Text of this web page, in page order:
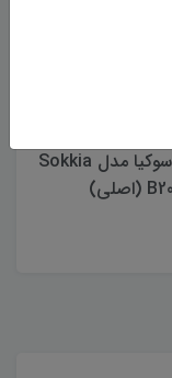
ترازیاب سوکیا مدل Sokkia
B20 (اصلی)